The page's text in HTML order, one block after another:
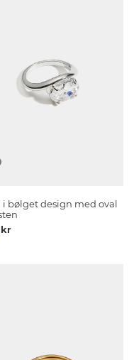
i bølget design med oval
kr